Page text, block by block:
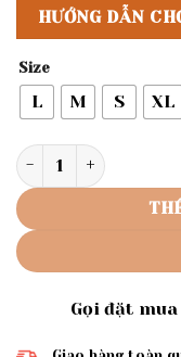
HƯỚNG DẪN
Size
L M S XL
Rập giấy A0 mã
Gọi đặt mua